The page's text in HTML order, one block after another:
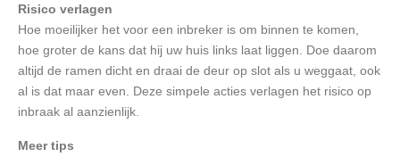
Risico verlagen
Hoe moeilijker het voor een inbreker is om binnen te komen,
hoe groter de kans dat hij uw huis links laat liggen. Doe daarom
altijd de ramen dicht en draai de deur op slot als u weggaat, ook
al is dat maar even. Deze simpele acties verlagen het risico op
inbraak al aanzienlijk.
Meer tips